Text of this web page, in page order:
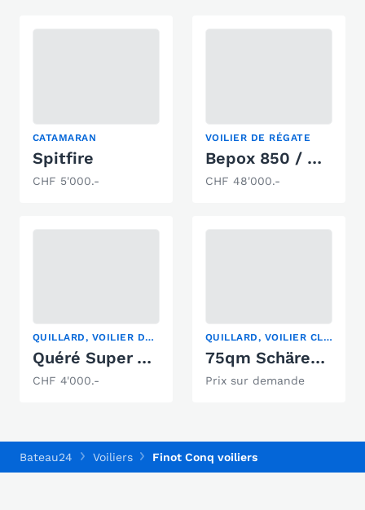
CATAMARAN
Spitfire
CHF 5'000.-
VOILIER DE RÉGATE
Bepox 850 / David Reard
CHF 48'000.-
QUILLARD, VOILIER DE RÉGATE, YACHT À VOILE
Quéré Super Arlequin
CHF 4'000.-
QUILLARD, VOILIER CLASSIQUE, YACHT À VOILE
75qm Schärenkreuzer
Prix sur demande
Bateau24 Voiliers Finot Conq voiliers